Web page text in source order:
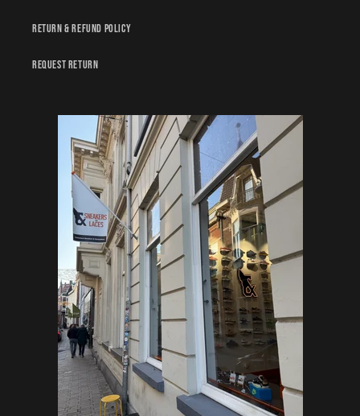
Return & Refund policy
Request Return